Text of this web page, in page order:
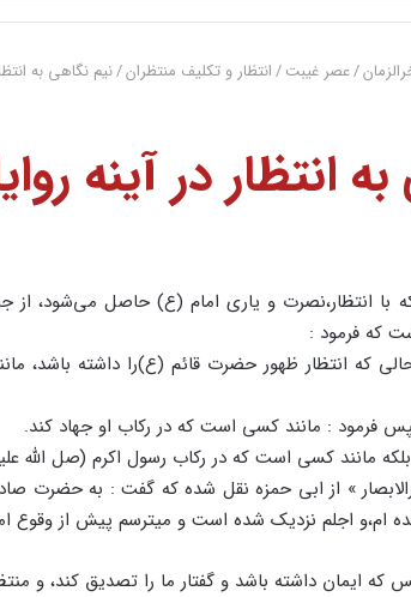
/عصر غیبت/انتظار و تکلیف منتظران/نیم نگاهی به
انتظار در آینه
با انتظار،‌نصرت و یاری امام (ع) حاصل می‌شود، از
که فرمود :
که انتظار ظهور حضرت قائم (ع)‌را داشته باشد،
فرمود : مانند کسی است که در رکاب او جهاد کند.
بلکه مانند کسی است که در رکاب رسول اکرم (صل الله
» از ابی حمزه نقل شده که گفت : به حضرت
ام،‌و اجلم نزدیک شده است و میترسم پیش از وقوع
که ایمان داشته باشد و گفتار ما را تصدیق کند، و